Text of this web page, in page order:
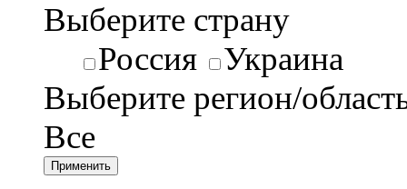
Выберите страну
Россия
Украина
Выберите регион/
Все